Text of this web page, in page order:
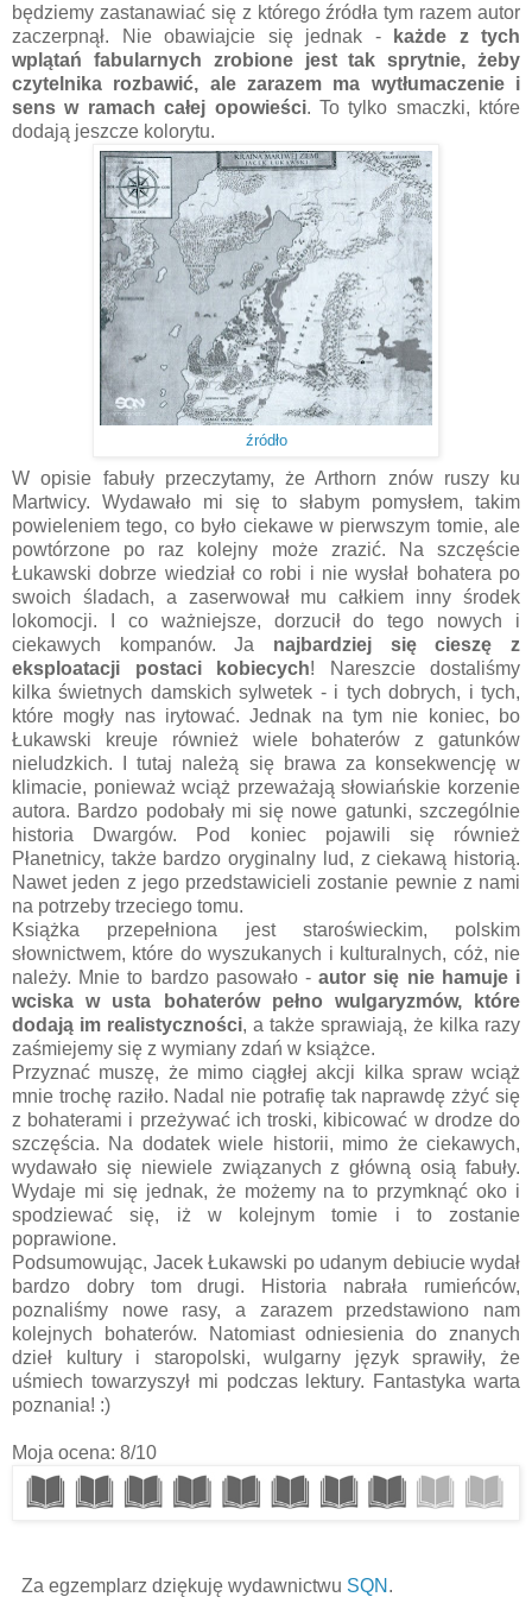
będziemy zastanawiać się z którego źródła tym razem autor
zaczerpnął. Nie obawiajcie się jednak -
każde z tych
wplątań fabularnych zrobione jest tak sprytnie, żeby
czytelnika rozbawić, ale zarazem ma wytłumaczenie i
sens w ramach całej opowieści. To tylko smaczki, które
dodają jeszcze kolorytu.
źródło
W opisie fabuły przeczytamy, że Arthorn znów ruszy ku
Martwicy. Wydawało mi się to słabym pomysłem, takim
powieleniem tego, co było ciekawe w pierwszym tomie, ale
powtórzone po raz kolejny może zrazić. Na szczęście
Łukawski dobrze wiedział co robi i nie wysłał bohatera po
swoich śladach, a zaserwował mu całkiem inny środek
lokomocji. I co ważniejsze, dorzucił do tego nowych i
ciekawych kompanów. Ja najbardziej się cieszę z
eksploatacji postaci kobiecych! Nareszcie dostaliśmy
kilka świetnych damskich sylwetek - i tych dobrych, i tych,
które mogły nas irytować. Jednak na tym nie koniec, bo
Łukawski kreuje również wiele bohaterów z gatunków
nieludzkich. I tutaj należą się brawa za konsekwencję w
klimacie, ponieważ wciąż przeważają słowiańskie korzenie
autora. Bardzo podobały mi się nowe gatunki, szczególnie
historia Dwargów. Pod koniec pojawili się również
Płanetnicy, także bardzo oryginalny lud, z ciekawą historią.
Nawet jeden z jego przedstawicieli zostanie pewnie z nami
na potrzeby trzeciego tomu.
Książka przepełniona jest staroświeckim, polskim
słownictwem, które do wyszukanych i kulturalnych, cóż, nie
należy. Mnie to bardzo pasowało -autor się nie hamuje i
wciska w usta bohaterów pełno wulgaryzmów, które
dodają im realistyczności, a także sprawiają, że kilka razy
zaśmiejemy się z wymiany zdań w książce.
Przyznać muszę, że mimo ciągłej akcji kilka spraw wciąż
mnie trochę raziło. Nadal nie potrafię tak naprawdę zżyć się
z bohaterami i przeżywać ich troski, kibicować w drodze do
szczęścia. Na dodatek wiele historii, mimo że ciekawych,
wydawało się niewiele związanych z główną osią fabuły.
Wydaje mi się jednak, że możemy na to przymknąć oko i
spodziewać się, iż w kolejnym tomie i to zostanie
poprawione.
Podsumowując, Jacek Łukawski po udanym debiucie wydał
bardzo dobry tom drugi. Historia nabrała rumieńców,
poznaliśmy nowe rasy, a zarazem przedstawiono nam
kolejnych bohaterów. Natomiast odniesienia do znanych
dzieł kultury i staropolski, wulgarny język sprawiły, że
uśmiech towarzyszył mi podczas lektury. Fantastyka warta
poznania! :)
Moja ocena: 8/10
Za egzemplarz dziękuję wydawnictwu SQN .